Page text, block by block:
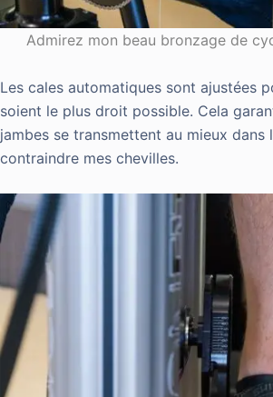
Admirez mon beau bronzage de
Les cales automatiques sont ajustées
soient le plus droit possible. Cela
jambes se transmettent au mieux dans
contraindre mes chevilles.